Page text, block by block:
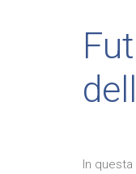
In questa